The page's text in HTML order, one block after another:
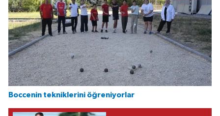
Boccenin tekniklerini öğreniyorlar